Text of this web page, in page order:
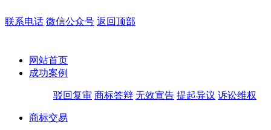
联系电话 微信公众号 返回顶部
网站首页
成功案例
驳回复审 商标答辩 无效宣告 提起异议 诉讼维权
商标交易